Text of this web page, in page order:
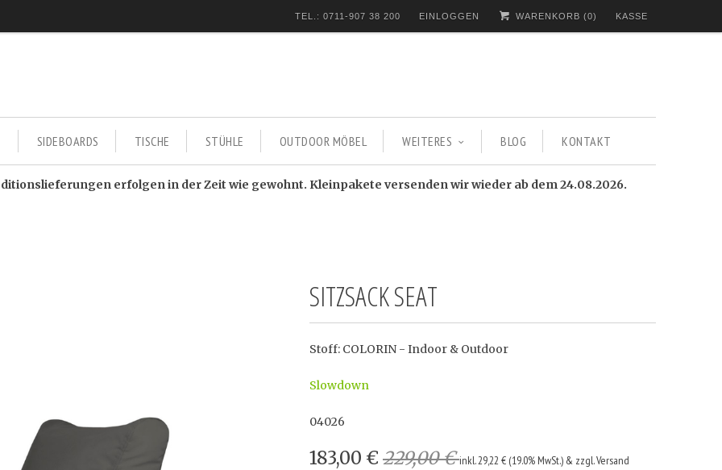
TEL.: 0711-907 38 200 EINLOGGEN WARENKORB (0) KASSE
SIDEBOARDS TISCHE STÜHLE OUTDOOR MÖBEL WEITERES BLOG KONTAKT
erfolgen in der Zeit wie gewohnt. Kleinpakete versenden wir wieder ab dem 24.08.2026.
SITZSACK SEAT
Stoff: COLORIN - Indoor & Outdoor
Slowdown
04026
183,00 € 229,00 €inkl. 29,22 € (19.0% MwSt.) & zzgl. Versand